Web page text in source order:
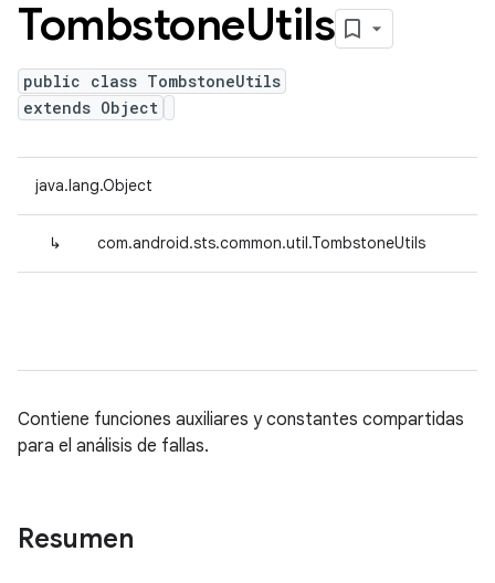
TombstoneUtils
public class TombstoneUtils
extends Object
java.lang.Object
↳ com.android.sts.common.util.TombstoneUtils
Contiene funciones auxiliares y constantes compartidas
para el análisis de fallas.
Resumen